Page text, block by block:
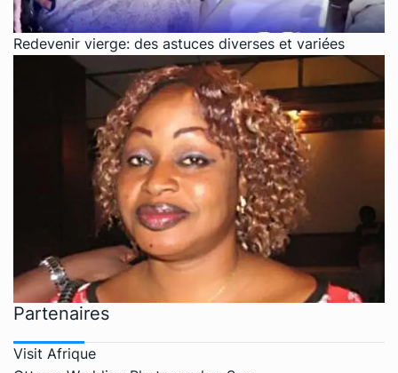
Redevenir vierge: des astuces diverses et variées
Partenaires
Visit Afrique